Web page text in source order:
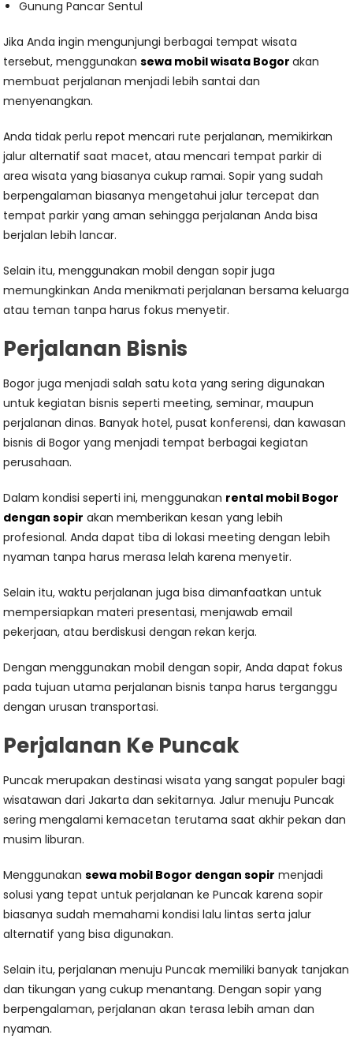
Gunung Pancar Sentul
Jika Anda ingin mengunjungi berbagai tempat wisata
tersebut, menggunakansewa mobil wisata Bogorakan
membuat perjalanan menjadi lebih santai dan
menyenangkan.
Anda tidak perlu repot mencari rute perjalanan, memikirkan
jalur alternatif saat macet, atau mencari tempat parkir di
area wisata yang biasanya cukup ramai. Sopir yang sudah
berpengalaman biasanya mengetahui jalur tercepat dan
tempat parkir yang aman sehingga perjalanan Anda bisa
berjalan lebih lancar.
Selain itu, menggunakan mobil dengan sopir juga
memungkinkan Anda menikmati perjalanan bersama keluarga
atau teman tanpa harus fokus menyetir.
Perjalanan Bisnis
Bogor juga menjadi salah satu kota yang sering digunakan
untuk kegiatan bisnis seperti meeting, seminar, maupun
perjalanan dinas. Banyak hotel, pusat konferensi, dan kawasan
bisnis di Bogor yang menjadi tempat berbagai kegiatan
perusahaan.
Dalam kondisi seperti ini, menggunakan rental mobil Bogor
dengan sopir akan memberikan kesan yang lebih
profesional. Anda dapat tiba di lokasi meeting dengan lebih
nyaman tanpa harus merasa lelah karena menyetir.
Selain itu, waktu perjalanan juga bisa dimanfaatkan untuk
mempersiapkan materi presentasi, menjawab email
pekerjaan, atau berdiskusi dengan rekan kerja.
Dengan menggunakan mobil dengan sopir, Anda dapat fokus
pada tujuan utama perjalanan bisnis tanpa harus terganggu
dengan urusan transportasi.
Perjalanan Ke Puncak
Puncak merupakan destinasi wisata yang sangat populer bagi
wisatawan dari Jakarta dan sekitarnya. Jalur menuju Puncak
sering mengalami kemacetan terutama saat akhir pekan dan
musim liburan.
Menggunakansewa mobil Bogor dengan sopir menjadi
solusi yang tepat untuk perjalanan ke Puncak karena sopir
biasanya sudah memahami kondisi lalu lintas serta jalur
alternatif yang bisa digunakan.
Selain itu, perjalanan menuju Puncak memiliki banyak tanjakan
dan tikungan yang cukup menantang. Dengan sopir yang
berpengalaman, perjalanan akan terasa lebih aman dan
nyaman.